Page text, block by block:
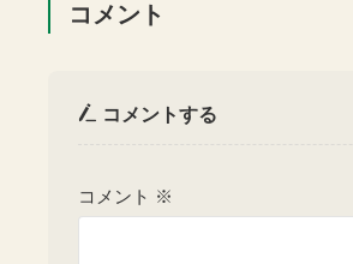
コメント
コメントする
コメント ※